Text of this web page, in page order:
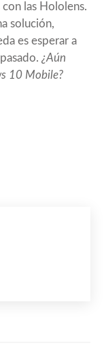
las Hololens.
solución,
es esperar a
¿Aún
10 Mobile?